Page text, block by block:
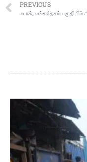
PREVIOUS